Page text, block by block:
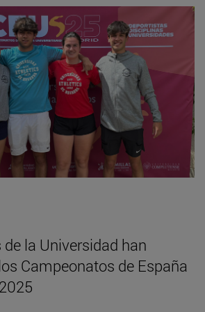
la Universidad han
Campeonatos de España